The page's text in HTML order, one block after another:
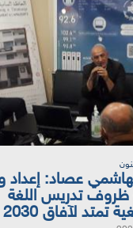
عصاد: إعداد
ظروف تدريس اللغة
تمتد لآفاق 2030